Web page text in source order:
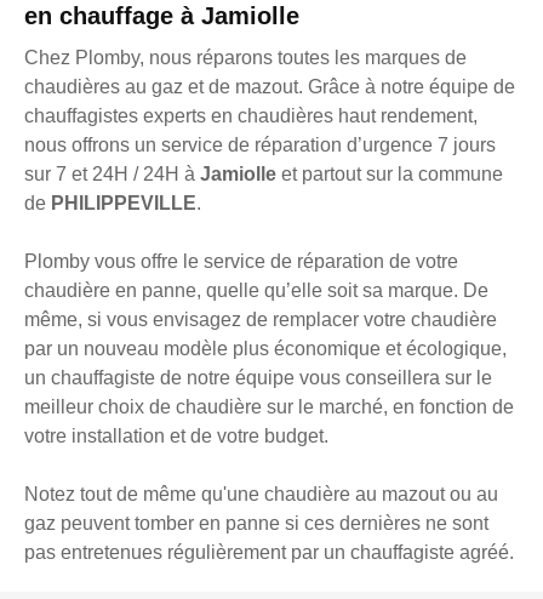
en chauffage à Jamiolle
Chez Plomby, nous réparons toutes les marques de
chaudières au gaz et de mazout. Grâce à notre équipe de
chauffagistes experts en chaudières haut rendement,
nous offrons un service de réparation d’urgence 7 jours
sur 7 et 24H / 24H à Jamiolle et partout sur la commune
de PHILIPPEVILLE.
Plomby vous offre le service de réparation de votre
chaudière en panne, quelle qu’elle soit sa marque. De
même, si vous envisagez de remplacer votre chaudière
par un nouveau modèle plus économique et écologique,
un chauffagiste de notre équipe vous conseillera sur le
meilleur choix de chaudière sur le marché, en fonction de
votre installation et de votre budget.
Notez tout de même qu'une chaudière au mazout ou au
gaz peuvent tomber en panne si ces dernières ne sont
pas entretenues régulièrement par un chauffagiste agréé.